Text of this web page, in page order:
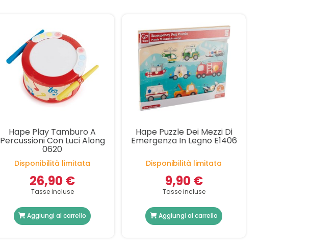
Hape Play Tamburo A
Percussioni Con Luci Along
0620
Disponibilità limitata
26,90 €
Tasse incluse
Aggiungi al carrello
Hape Puzzle Dei Mezzi Di
Emergenza In Legno E1406
Disponibilità limitata
9,90 €
Tasse incluse
Aggiungi al carrello